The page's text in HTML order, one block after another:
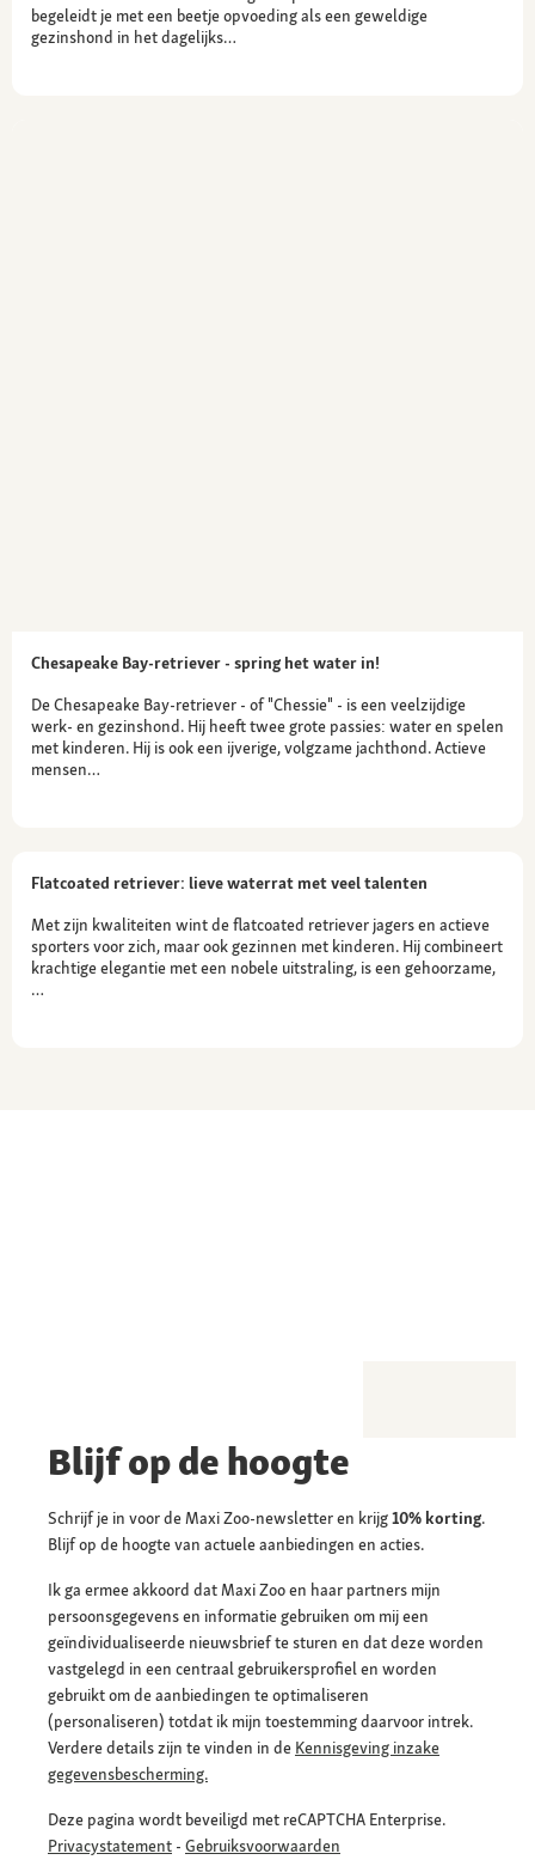
begeleidt je met een beetje opvoeding als een geweldige
gezinshond in het dagelijks…
Chesapeake Bay-retriever - spring het water in!
De Chesapeake Bay-retriever - of "Chessie" - is een veelzijdige
werk- en gezinshond. Hij heeft twee grote passies: water en spelen
met kinderen. Hij is ook een ijverige, volgzame jachthond. Actieve
mensen…
Flatcoated retriever: lieve waterrat met veel talenten
Met zijn kwaliteiten wint de flatcoated retriever jagers en actieve
sporters voor zich, maar ook gezinnen met kinderen. Hij combineert
krachtige elegantie met een nobele uitstraling, is een gehoorzame,
…
Blijf op de hoogte
Schrijf je in voor de Maxi Zoo-newsletter en krijg10% korting.
Blijf op de hoogte van actuele aanbiedingen en acties.
Ik ga ermee akkoord dat Maxi Zoo en haar partners mijn
persoonsgegevens en informatie gebruiken om mij een
geïndividualiseerde nieuwsbrief te sturen en dat deze worden
vastgelegd in een centraal gebruikersprofiel en worden
gebruikt om de aanbiedingen te optimaliseren
(personaliseren) totdat ik mijn toestemming daarvoor intrek.
Verdere details zijn te vinden in de Kennisgeving inzake
gegevensbescherming.
Deze pagina wordt beveiligd met reCAPTCHA Enterprise.
Privacystatement - Gebruiksvoorwaarden